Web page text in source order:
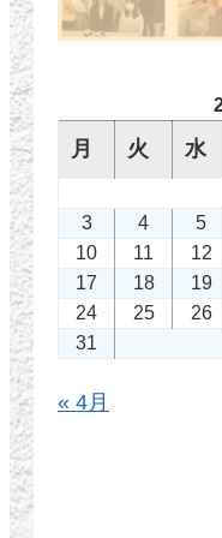
月 火 水
3
4 5
10
11 12
17
18 19
24
25 26
31
« 4月